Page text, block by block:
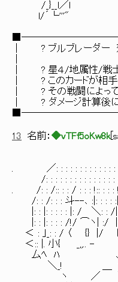
/_}__l／l ￣ヽｰ-
l/´└'''"
│ ? ブル
│ ? 星４/地
│ ? このカードが相
│ ? その戦闘によって
│ ? ダメージ計
13 名前： ◆vTFf5oKw8k[
. ／: : : : : : : : : : : : : :
/: : : : : : : : : : : : : : : : :.
. /: : /:: : : / : : : !:: : : : !:
/: : /: : : 斗--､ :|: : : : :|: :
|: : |: : : : : |: / ＼: : /|:.ィ:
|: : |: : : : /!/ ⌒ヽ| :/ |:./
＜ : ｣_: : / 〈 {} |/ ﾚ
＜:: |. 小{ _,,.. - ､-
厶ﾍ ﾊ ､
＼_!
ヽ ／ ｀t